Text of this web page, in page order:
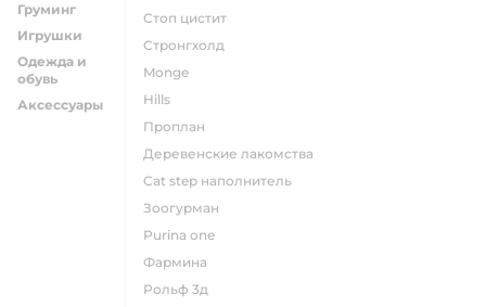
Груминг
Игрушки
Одежда и
обувь
Аксессуары
стоп цистит
стронгхолд
monge
hills
проплан
деревенские лакомства
cat step наполнитель
зоогурман
purina one
фармина
рольф 3д